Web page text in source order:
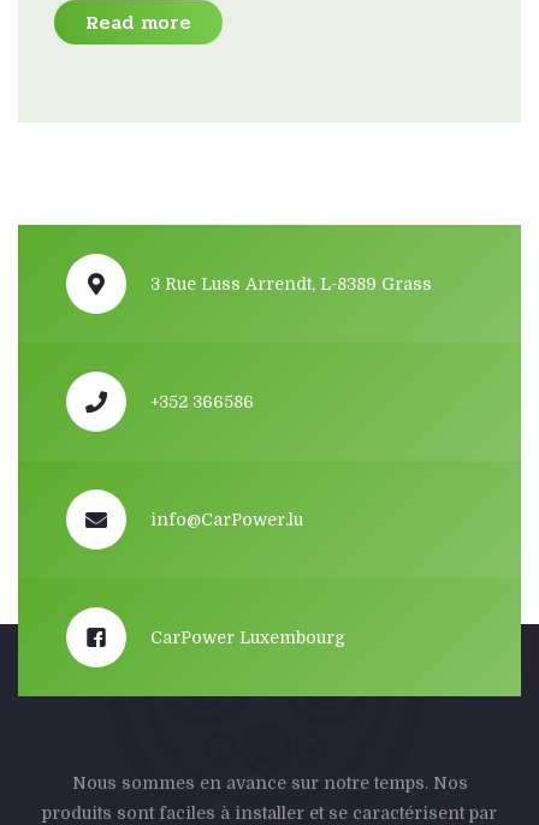
Read more
3 Rue Luss Arrendt, L-8389 Grass
+352 366586
info@CarPower.lu
CarPower Luxembourg
Nous sommes en avance sur notre temps. Nos
produits sont faciles à installer et se caractérisent par